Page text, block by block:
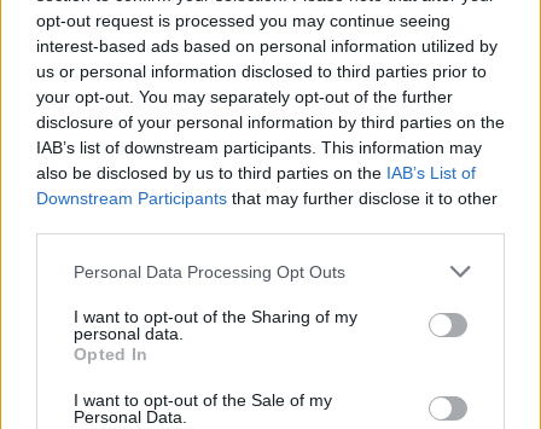
opt-out request is processed you may continue seeing
interest-based ads based on personal information utilized by
us or personal information disclosed to third parties prior to
your opt-out. You may separately opt-out of the further
disclosure of your personal information by third parties on the
IAB’s list of downstream participants. This information may
also be disclosed by us to third parties on the IAB’s List of
Downstream Participants that may further disclose it to other
Personal Data Processing Opt Outs
I want to opt-out of the Sharing of my
personal data.
Opted In
I want to opt-out of the Sale of my
Personal Data.